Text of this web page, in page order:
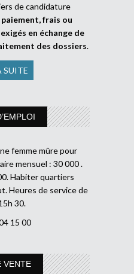
de candidature
paiement, frais ou
en échange de
des dossiers.
SUITE
femme mûre pour
mensuel : 30 000 .
Habiter quartiers
Heures de service de
30.
15 00
VENTE